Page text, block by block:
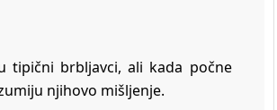
tipični brbljavci, ali kada počne
njihovo mišljenje.